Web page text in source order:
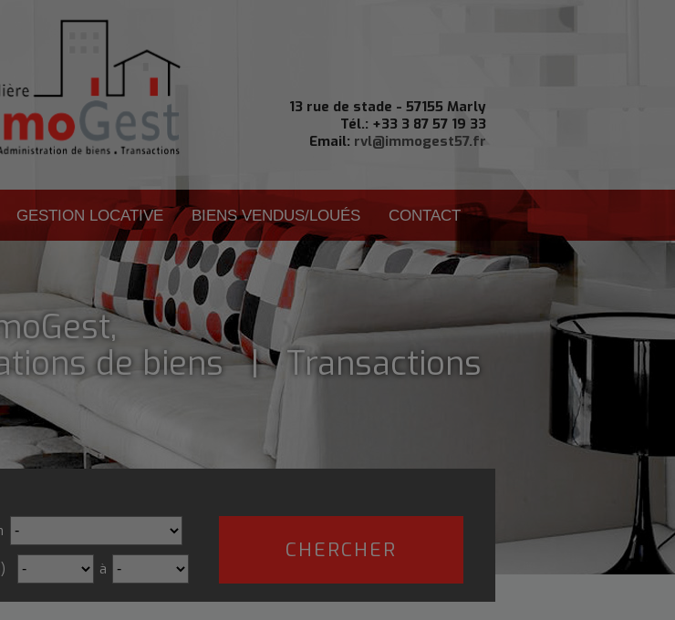
13 rue de stade - 57155 Marly
Tél.: +33 3 87 57 19 33
Email: rvl@immogest57.fr
GESTION LOCATIVE BIENS VENDUS/LOUÉS CONTACT
de biens | Transactions
à